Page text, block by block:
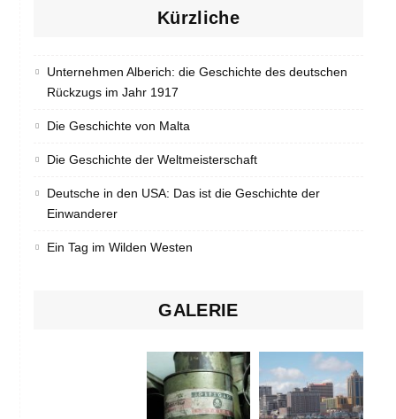
Kürzliche
Unternehmen Alberich: die Geschichte des deutschen
Rückzugs im Jahr 1917
Die Geschichte von Malta
Die Geschichte der Weltmeisterschaft
Deutsche in den USA: Das ist die Geschichte der
Einwanderer
Ein Tag im Wilden Westen
GALERIE